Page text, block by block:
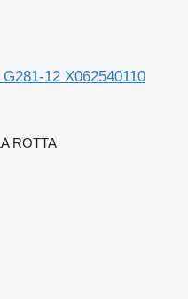
12 X062540110
ROTTA